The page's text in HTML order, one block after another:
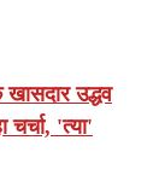
उद्धव
'त्या'